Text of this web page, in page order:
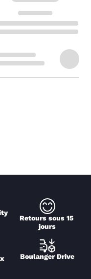
Retours sous 15
jours
Boulanger Drive